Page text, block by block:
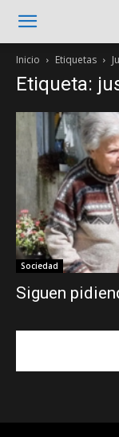
Inicio Etiquetas
Etiqueta:
Sociedad
Siguen